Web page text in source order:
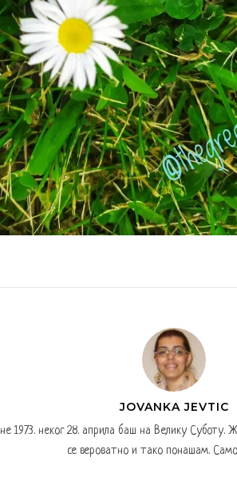
JOVANKA JEVTIC
1973. неког 28. априла баш на Велику Суботу.
се вероватно и тако понашам. Само